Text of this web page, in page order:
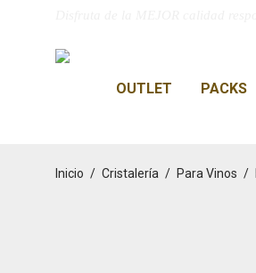
OUTLET PACKS
Inicio / Cristalería / Para Vinos /